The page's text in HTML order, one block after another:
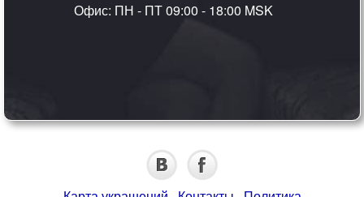
Офис: ПН - ПТ 09:00 - 18:00 MSK